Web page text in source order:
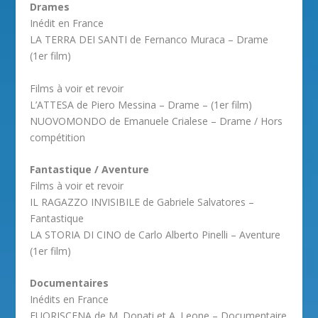
Drames
Inédit en France
LA TERRA DEI SANTI de Fernanco Muraca – Drame
(1er film)
Films à voir et revoir
L’ATTESA de Piero Messina – Drame – (1er film)
NUOVOMONDO de Emanuele Crialese – Drame / Hors
compétition
Fantastique / Aventure
Films à voir et revoir
IL RAGAZZO INVISIBILE de Gabriele Salvatores –
Fantastique
LA STORIA DI CINO de Carlo Alberto Pinelli – Aventure
(1er film)
Documentaires
Inédits en France